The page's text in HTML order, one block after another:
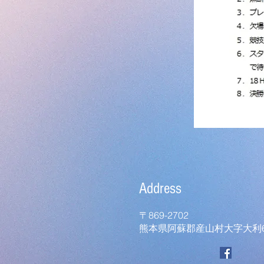
Address
〒869-2702
熊本県阿蘇郡産山村大字大